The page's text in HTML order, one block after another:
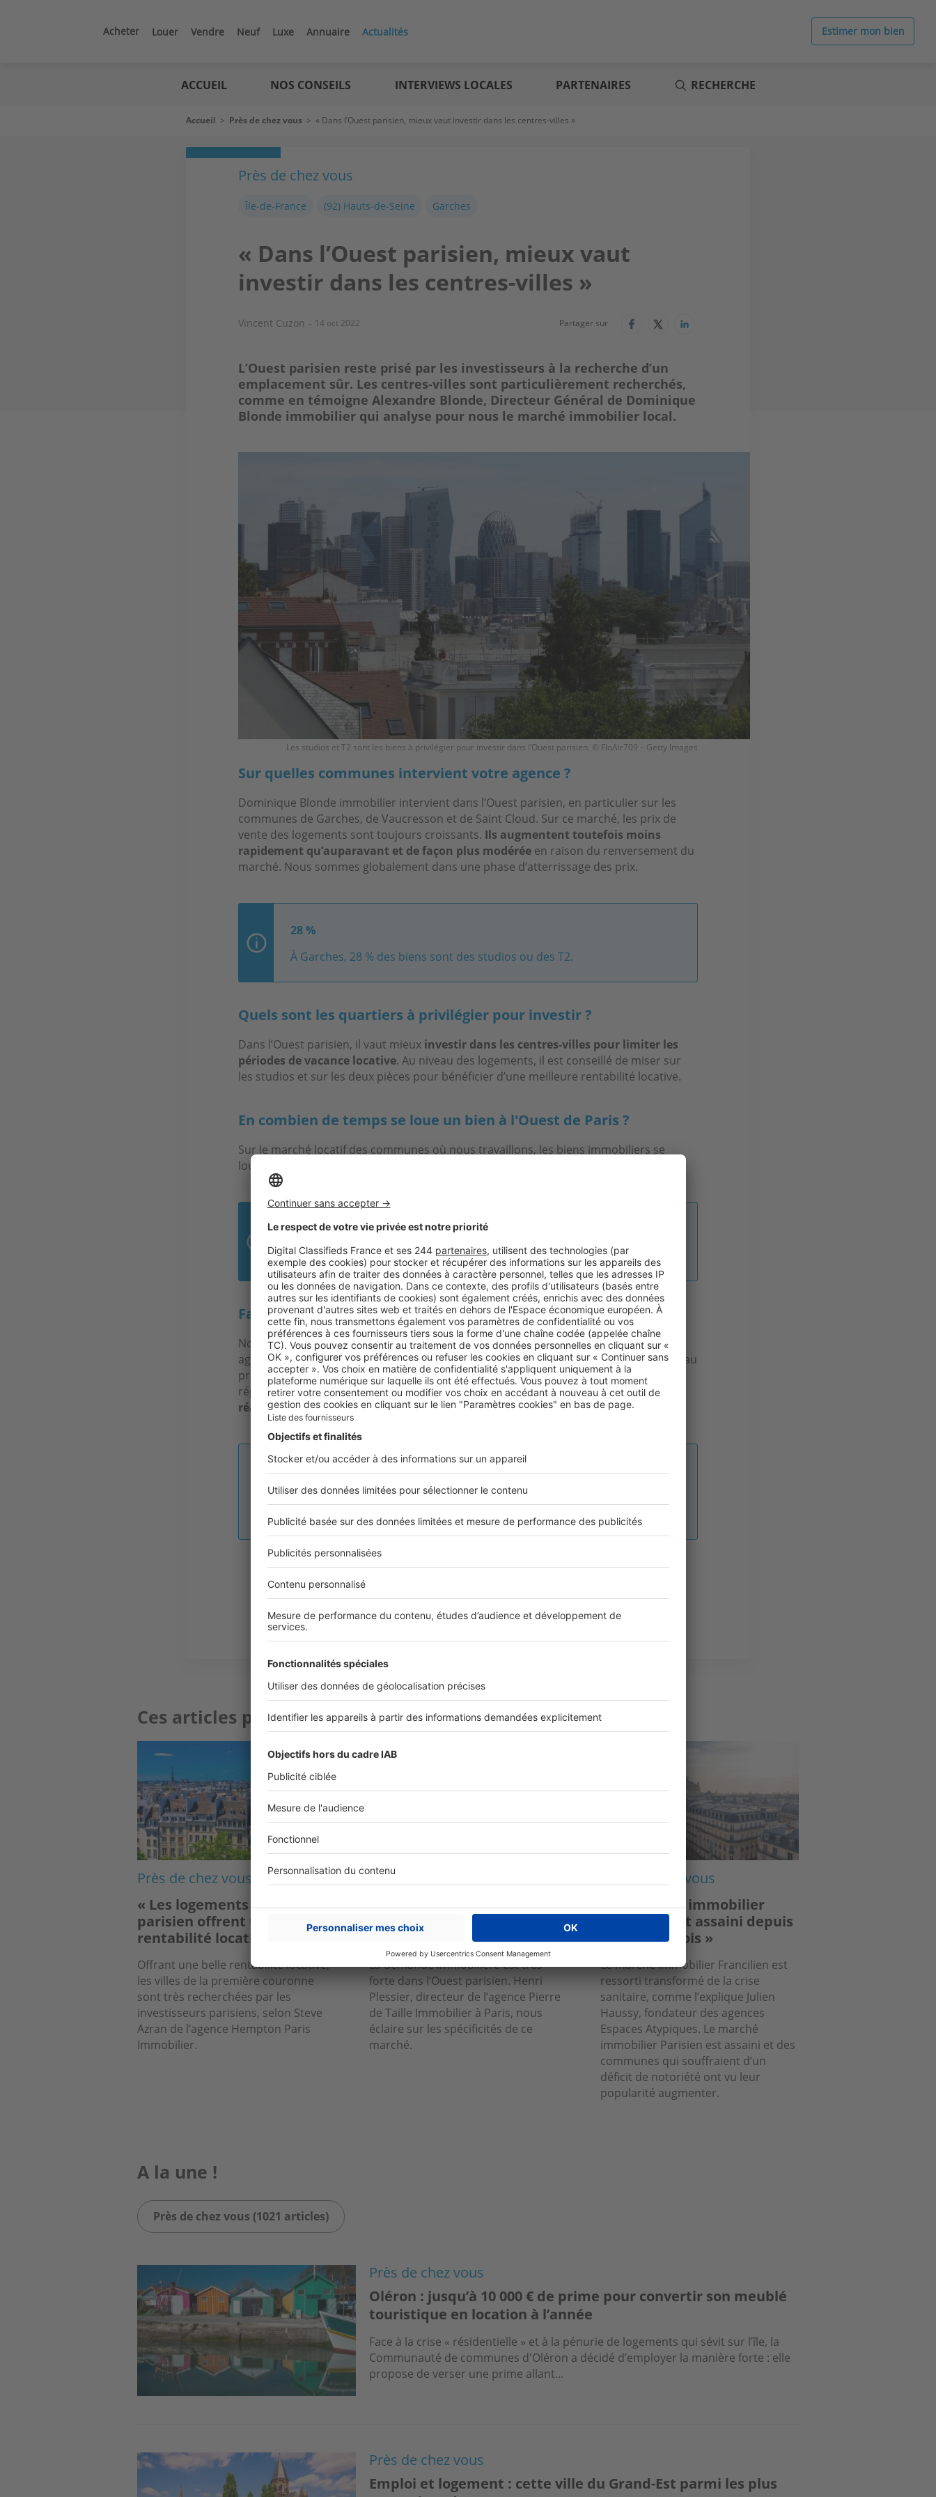
Acheter Louer Vendre Neuf Luxe Annuaire Actualités Estimer mon bien
ACCUEIL NOS CONSEILS INTERVIEWS LOCALES PARTENAIRES RECHERCHE
Fil
Accueil > Près de chez vous > « Dans l’Ouest parisien, mieux vaut investir dans les centres-villes »
Près de chez vous
Île-de-France (92) Hauts-de-Seine Garches
« Dans l’Ouest parisien, mieux vaut
investir dans les centres-villes »
Vincent Cuzon 14 oct 2022 Partager sur
L’Ouest parisien reste prisé par les investisseurs à la recherche d’un
emplacement sûr. Les centres-villes sont particulièrement recherchés,
comme en témoigne Alexandre Blonde, Directeur Général de Dominique
Blonde immobilier qui analyse pour nous le marché immobilier local.
Les studios et T2 sont les biens à privilégier pour investir dans l’Ouest parisien. © FloAir709 – Getty Images
Sur quelles communes intervient votre agence ?
Dominique Blonde immobilier intervient dans l’Ouest parisien, en particulier sur les
communes de Garches, de Vaucresson et de Saint Cloud. Sur ce marché, les prix de
vente des logements sont toujours croissants. Ils augmentent toutefois moins
rapidement qu’auparavant et de façon plus modérée en raison du renversement du
marché. Nous sommes globalement dans une phase d’atterrissage des prix.
28 %
À Garches, 28 % des biens sont des studios ou des T2.
Quels sont les quartiers à privilégier pour investir ?
Dans l’Ouest parisien, il vaut mieux investir dans les centres-villes pour limiter les
périodes de vacance locative. Au niveau des logements, il est conseillé de miser sur
les studios et sur les deux pièces pour bénéficier d’une meilleure rentabilité locative.
En combien de temps se loue un bien à l'Ouest de Paris ?
Sur le marché locatif des communes où nous travaillons, les biens immobiliers se
louent généralement dans un
46 %
À Saint-Cloud, 1 habitant sur 2 est locataire de son logement.
Faut-il déléguer la gestion locative à un professionnel ?
Nous conseillons aux investisseurs de confier la gestion locative de leur bien à une
agence, et ce pour plusieurs raisons. La délégation de la gestion permet notamment au
propriétaire d’être soulagé des tâches récurrentes (quittances de loyer, gestion des
réparations et travaux, etc.) mais aussi d’être accompagné etaidé au moment de
réaliser la déclaration fiscalede ses revenus locatifs.
Image
Directeur général Dominique Blonde Immobilier
Plus de conseils expert immobilier expert immobilier grand paris
Ces articles peuvent vous intéresser
Près de chez vous
« Les logements de l’Ouest
parisien offrent une belle
rentabilité locative »
Offrant une belle rentabilité locative,
les villes de la première couronne
sont très recherchées par les
investisseurs parisiens, selon Steve
Azran de l’agence Hempton Paris
Immobilier.
Image
Près de chez vous
« La crise n’a pas entamé le
dynamisme de l’immobilier
de l’Ouest parisien »
La demande immobilière est très
forte dans l’Ouest parisien. Henri
Plessier, directeur de l’agence Pierre
de Taille Immobilier à Paris, nous
éclaire sur les spécificités de ce
marché.
Près de chez vous
« Le marché immobilier
Parisien s’est assaini depuis
quelques mois »
Le marché immobilier Francilien est
ressorti transformé de la crise
sanitaire, comme l’explique Julien
Haussy, fondateur des agences
Espaces Atypiques. Le marché
immobilier Parisien est assaini et des
communes qui souffraient d’un
déficit de notoriété ont vu leur
popularité augmenter.
A la une !
Près de chez vous (1021 articles)
Image
Près de chez vous
Oléron : jusqu’à 10 000 € de prime pour convertir son meublé
touristique en location à l’année
Face à la crise « résidentielle » et à la pénurie de logements qui sévit sur l’île, la
Communauté de communes d'Oléron a décidé d’employer la manière forte : elle
propose de verser une prime allant...
Image
Près de chez vous
Emploi et logement : cette ville du Grand-Est parmi les plus